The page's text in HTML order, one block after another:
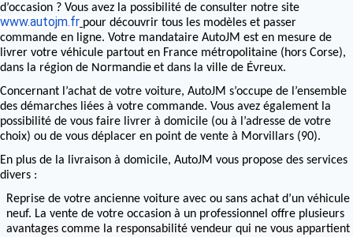
d’occasion ? Vous avez la possibilité de consulter notre site
www.autojm.fr pour découvrir tous les modèles et passer
commande en ligne. Votre mandataire AutoJM est en mesure de
livrer votre véhicule partout en France métropolitaine (hors Corse),
dans la région de Normandieet dans la ville de Évreux.
Concernant l’achat de votre voiture, AutoJM s’occupe de l’ensemble
des démarches liées à votre commande. Vous avez également la
possibilité de vous faire livrer à domicile (ou à l’adresse de votre
choix) ou de vous déplacer en point de vente à Morvillars (90).
En plus de la livraison à domicile, AutoJM vous propose des services
divers :
Reprise de votre ancienne voiture avec ou sans achat d’un véhicule
neuf. La vente de votre occasion à un professionnel offre plusieurs
avantages comme la responsabilité vendeur qui ne vous appartient